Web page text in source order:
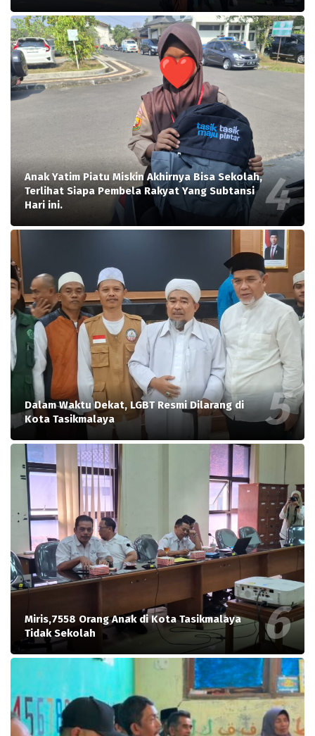
Anak Yatim Piatu Miskin Akhirnya Bisa Sekolah,
Terlihat Siapa Pembela Rakyat Yang Subtansi
Hari ini.
Dalam Waktu Dekat, LGBT Resmi Dilarang di
Kota Tasikmalaya
Miris,7558 Orang Anak di Kota Tasikmalaya
Tidak Sekolah